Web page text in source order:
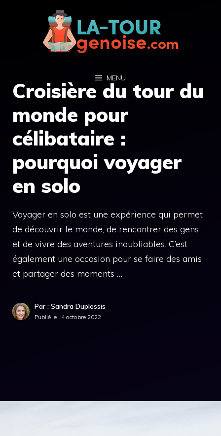
MENU
Croisière du tour du
monde pour
célibataire :
pourquoi voyager
en solo
Voyager en solo est une expérience qui permet
de découvrir le monde, de rencontrer des gens
et de vivre des aventures inoubliables. C’est
également une occasion pour se faire des amis
et partager des moments …
Par : Sandra Duplessis
Publié le : 4 octobre 2022